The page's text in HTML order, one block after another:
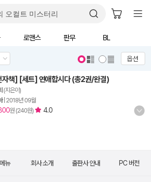
로맨스 판무 BL
옵션
자책] [세트] 연애합시다 (총2권/완결)
(지은이)
| 2018년 09월
원 (240원) 4.0
뉴 회사 소개 출판사 안내 PC 버전